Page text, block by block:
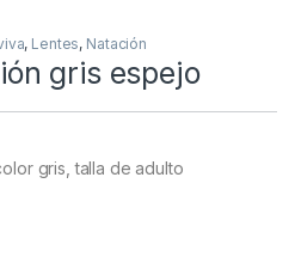
, Lentes, Natación
gris espejo
gris, talla de adulto